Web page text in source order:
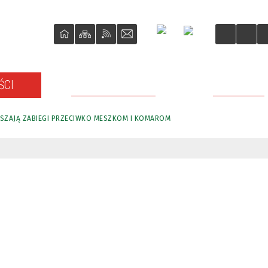
ZABIEGI PRZECIWKO MESZKOM I KOMAROM